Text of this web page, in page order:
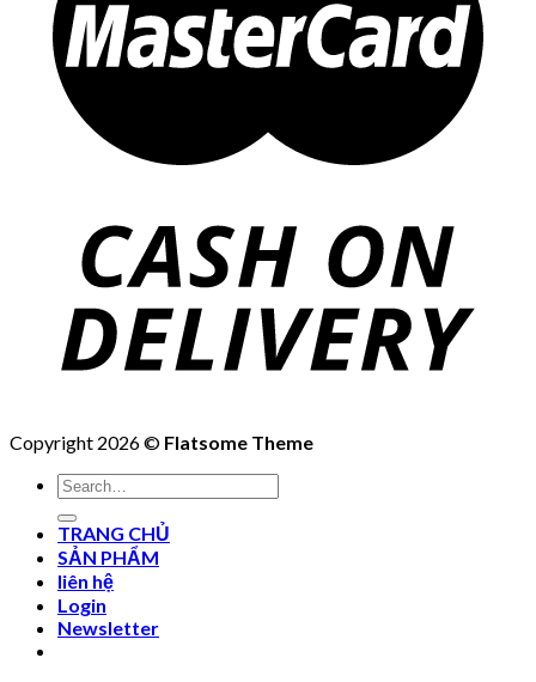
Copyright 2026 © Flatsome Theme
Search
for:
TRANG CHỦ
SẢN PHẨM
liên hệ
Login
Newsletter